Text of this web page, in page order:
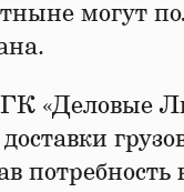
могут
«Деловые
потребность